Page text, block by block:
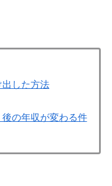
した方法
の年収が変わる件